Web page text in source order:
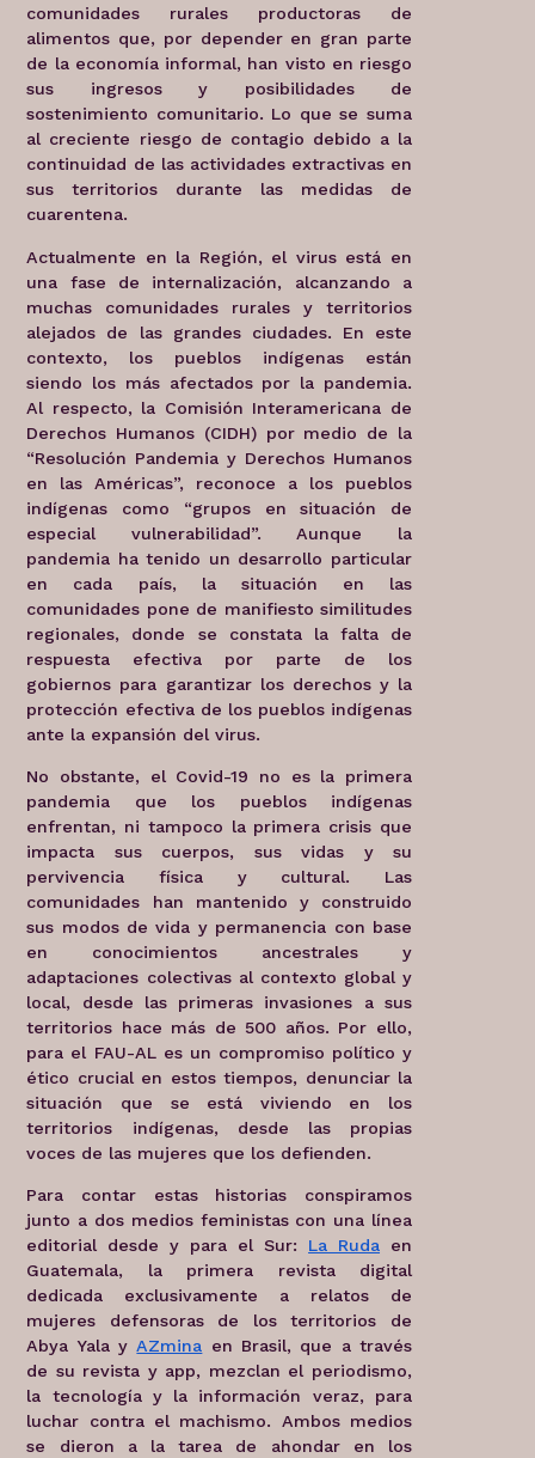
comunidades rurales productoras de
alimentos que, por depender en gran parte
de la economía informal, han visto en riesgo
sus ingresos y posibilidades de
sostenimiento comunitario. Lo que se suma
al creciente riesgo de contagio debido a la
continuidad de las actividades extractivas en
sus territorios durante las medidas de
cuarentena.
Actualmente en la Región, el virus está en
una fase de internalización, alcanzando a
muchas comunidades rurales y territorios
alejados de las grandes ciudades. En este
contexto, los pueblos indígenas están
siendo los más afectados por la pandemia.
Al respecto, la Comisión Interamericana de
Derechos Humanos (CIDH) por medio de la
“Resolución Pandemia y Derechos Humanos
en las Américas”, reconoce a los pueblos
indígenas como “grupos en situación de
especial vulnerabilidad”. Aunque la
pandemia ha tenido un desarrollo particular
en cada país, la situación en las
comunidades pone de manifiesto similitudes
regionales, donde se constata la falta de
respuesta efectiva por parte de los
gobiernos para garantizar los derechos y la
protección efectiva de los pueblos indígenas
ante la expansión del virus.
No obstante, el Covid-19 no es la primera
pandemia que los pueblos indígenas
enfrentan, ni tampoco la primera crisis que
impacta sus cuerpos, sus vidas y su
pervivencia física y cultural. Las
comunidades han mantenido y construido
sus modos de vida y permanencia con base
en conocimientos ancestrales y
adaptaciones colectivas al contexto global y
local, desde las primeras invasiones a sus
territorios hace más de 500 años. Por ello,
para el FAU-AL es un compromiso político y
ético crucial en estos tiempos, denunciar la
situación que se está viviendo en los
territorios indígenas, desde las propias
voces de las mujeres que los defienden.
Para contar estas historias conspiramos
junto a dos medios feministas con una línea
editorial desde y para el Sur: La Ruda en
Guatemala, la primera revista digital
dedicada exclusivamente a relatos de
mujeres defensoras de los territorios de
Abya Yala yAZmina en Brasil, que a través
de su revista y app, mezclan el periodismo,
la tecnología y la información veraz, para
luchar contra el machismo. Ambos medios
se dieron a la tarea de ahondar en los